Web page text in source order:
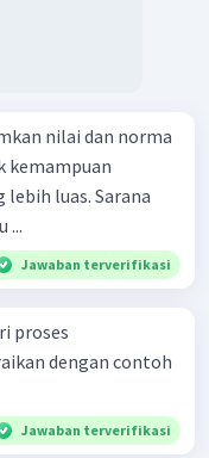
Sarana
...
Jawaban terverifikasi
proses
dengan contoh
Jawaban terverifikasi